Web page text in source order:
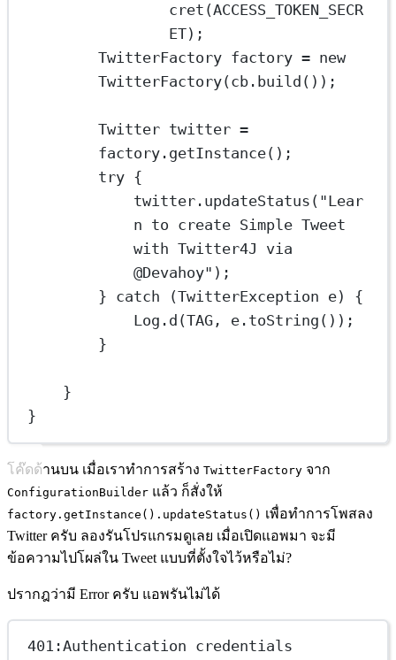
cret (ACCESS_TOKEN_SECR
ET);
TwitterFactory factory = new
TwitterFactory(cb. build ());
Twitter twitter =
factory. getInstance();
try {
twitter. updateStatus ( "Lear
n to create Simple Tweet
with Twitter4J via
@Devahoy" );
} catch (TwitterException e) {
Log. d (TAG, e. toString ());
}
}
}
โค๊ดด้านบน เมื่อเราทำการสร้าง TwitterFactory จาก
ConfigurationBuilder แล้ว ก็สั่งให้
factory.getInstance().updateStatus() เพื่อทำการโพสลง
Twitter ครับ ลองรันโปรแกรมดูเลย เมื่อเปิดแอพมา จะมี
ข้อความไปโผล่ใน Tweet แบบที่ตั้งใจไว้หรือไม่?
ปรากฎว่ามี Error ครับ แอพรันไม่ได้
401:Authentication credentials